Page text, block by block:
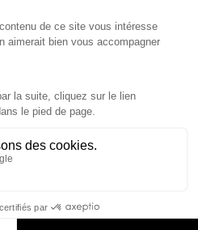
rue Antoine Bourdelle
LÉGALES